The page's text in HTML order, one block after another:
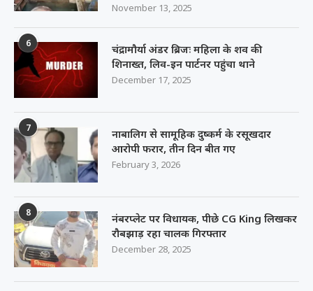
November 13, 2025
6
चंद्रामौर्या अंडर ब्रिजः महिला के शव की
शिनाख्त, लिव-इन पार्टनर पहुंचा थाने
December 17, 2025
7
नाबालिग से सामूहिक दुष्कर्म के रसूखदार
आरोपी फरार, तीन दिन बीत गए
February 3, 2026
8
नंबरप्लेट पर विधायक, पीछे CG King लिखकर
रौबझाड़ रहा चालक गिरफ्तार
December 28, 2025